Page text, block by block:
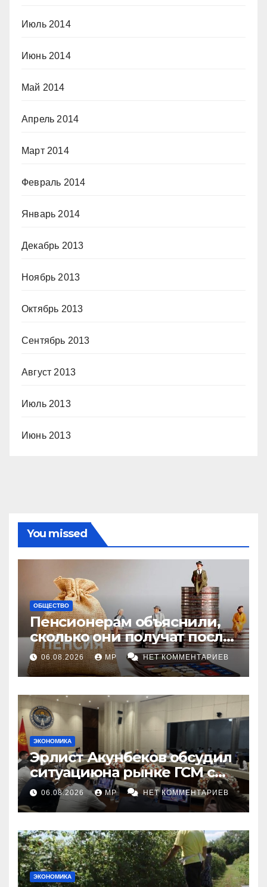
Июль 2014
Июнь 2014
Май 2014
Апрель 2014
Март 2014
Февраль 2014
Январь 2014
Декабрь 2013
Ноябрь 2013
Октябрь 2013
Сентябрь 2013
Август 2013
Июль 2013
Июнь 2013
You missed
ОБЩЕСТВО
Пенсионерам объяснили,
сколько они получат после
индексации
06.08.2026 MP НЕТ КОММЕНТАРИЕВ
ЭКОНОМИКА
Эрлист Акунбеков обсудил
ситуациюна рынке ГСМ с
топливными компаниями
06.08.2026 MP НЕТ КОММЕНТАРИЕВ
ЭКОНОМИКА